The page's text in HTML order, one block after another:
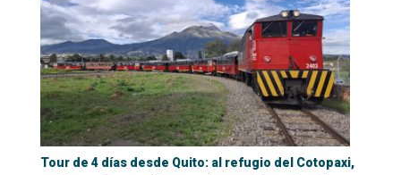
Tour de 4 días desde Quito: al refugio del Cotopaxi,